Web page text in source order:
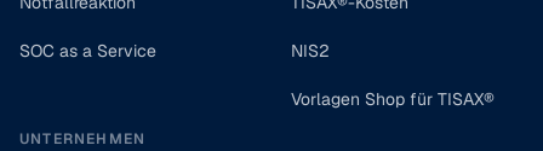
SOC as a Service
UNTERNEHMEN
NIS2
Vorlagen Shop für TISAX®